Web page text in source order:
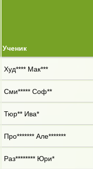
Ученик
Худ**** Мак***
Сми***** Соф**
Тюр** Ива*
Про******* Але*******
Раз******** Юри*